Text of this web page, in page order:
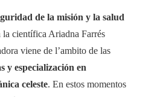
de la misión y la salud
la científica Ariadna Farrés
viene de l’ambito de las
y especialización en
celeste. En estos momentos